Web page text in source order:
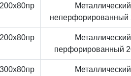
неперфорированный
перфорированный